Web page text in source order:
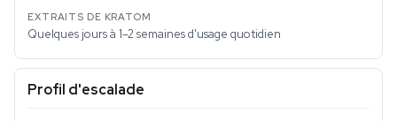
Quelques jours à 1–2 semaines d'usage quotidien
Profil d'escalade